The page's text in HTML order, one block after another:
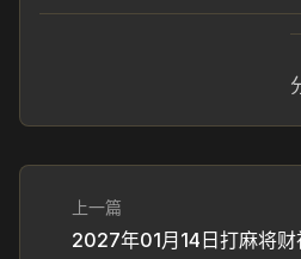
上一篇
2027年01月14日打麻将财